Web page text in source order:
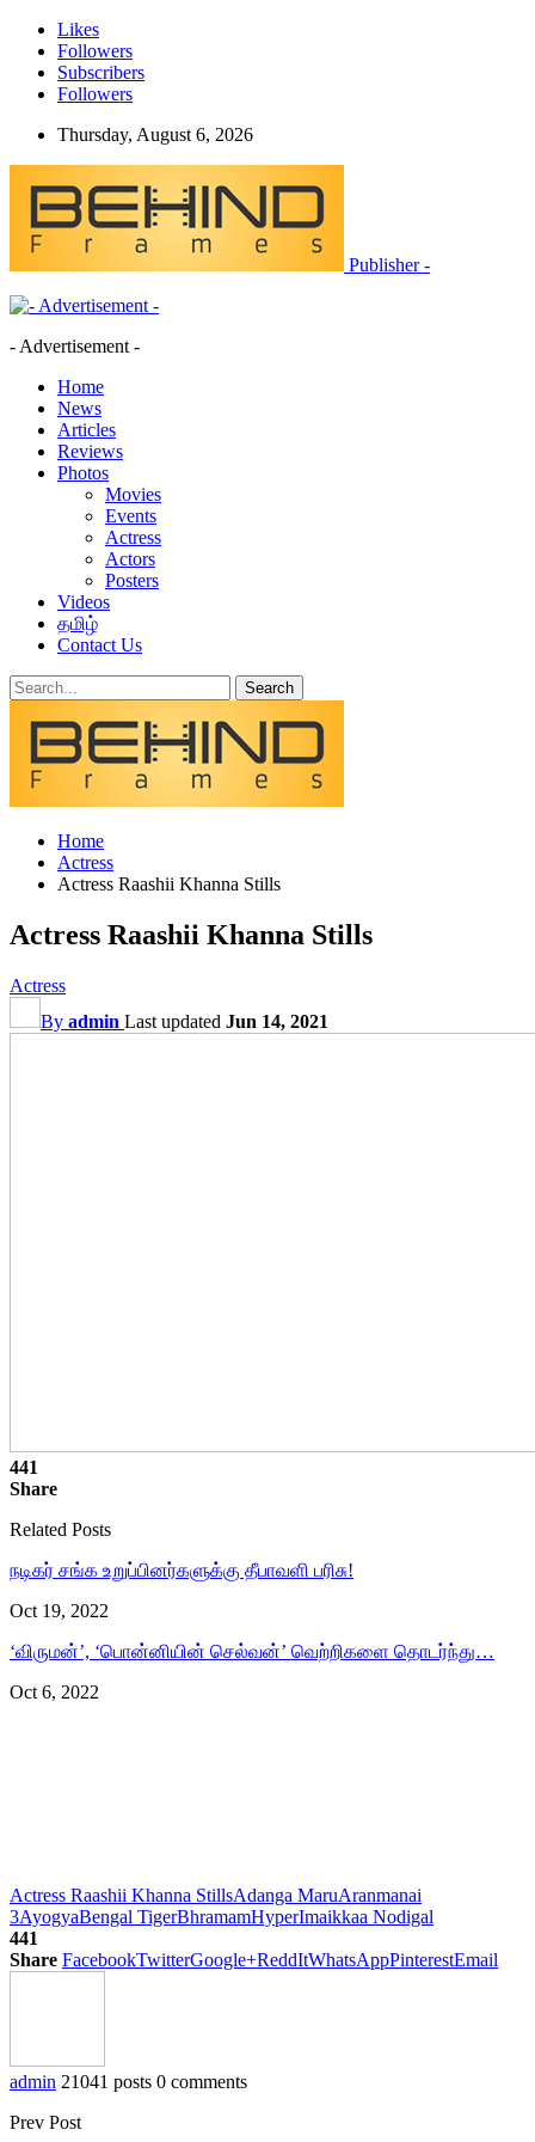
Likes
Followers
Subscribers
Followers
Thursday, August 6, 2026
Publisher -
- Advertisement -
Home
News
Articles
Reviews
Photos
Movies
Events
Actress
Actors
Posters
Videos
தமிழ்
Contact Us
Home
Actress
Actress Raashii Khanna Stills
Actress Raashii Khanna Stills
Actress
By admin Last updated Jun 14, 2021
441
Share
Related Posts
நடிகர் சங்க உறுப்பினர்களுக்கு தீபாவளி பரிசு!
Oct 19, 2022
‘விருமன்’, ‘பொன்னியின் செல்வன்’ வெற்றிகளை தொடர்ந்து…
Oct 6, 2022
Actress Raashii Khanna StillsAdanga MaruAranmanai
3AyogyaBengal TigerBhramamHyperImaikkaa Nodigal
441
Share FacebookTwitterGoogle+ReddItWhatsAppPinterestEmail
admin 21041 posts 0 comments
Prev Post